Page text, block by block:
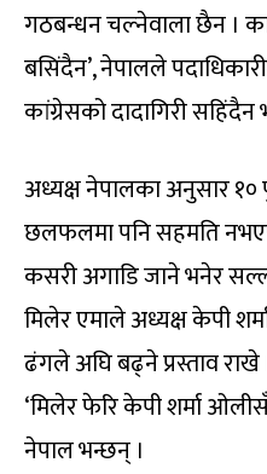
गठबन्धन चल्नेवाला छैन ।
बसिंदैन’, नेपालले
कांग्रेसको दादागिरी
अध्यक्ष नेपालका अनुसार १०
छलफलमा पनि सहमति
कसरी अगाडि जाने भनेर
मिलेर एमाले अध्यक्ष केपी
ढंगले अघि बढ्ने प्रस्ताव
‘मिलेर फेरि केपी शर्मा
नेपाल भन्छन् ।